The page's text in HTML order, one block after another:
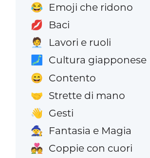
😂 Emoji che ridono
💋 Baci
🧑‍💼 Lavori e ruoli
🗾 Cultura giapponese
😄 Contento
🤝 Strette di mano
👋 Gesti
🧙 Fantasia e Magia
💑 Coppie con cuori